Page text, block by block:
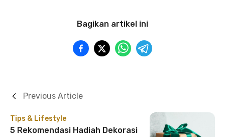
Bagikan artikel ini
Tips & Lifestyle
5 Rekomendasi Hadiah Dekorasi
Previous Article